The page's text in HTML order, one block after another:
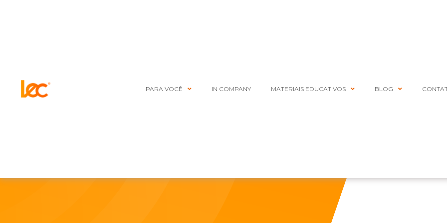
PARA VOCÊ IN COMPANY MATERIAIS EDUCATIVOS BLOG